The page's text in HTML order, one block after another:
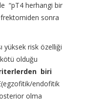
“pT4 herhangi bir
sonra
yüksek risk özelliği
olduğu
biri
endofitik
olma